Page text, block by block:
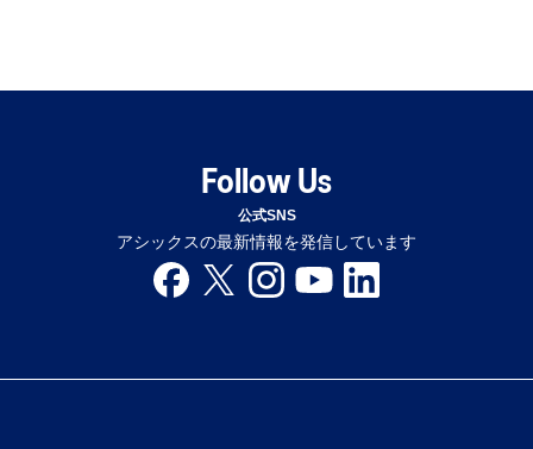
Follow Us
公式SNS
アシックスの最新情報を発信しています